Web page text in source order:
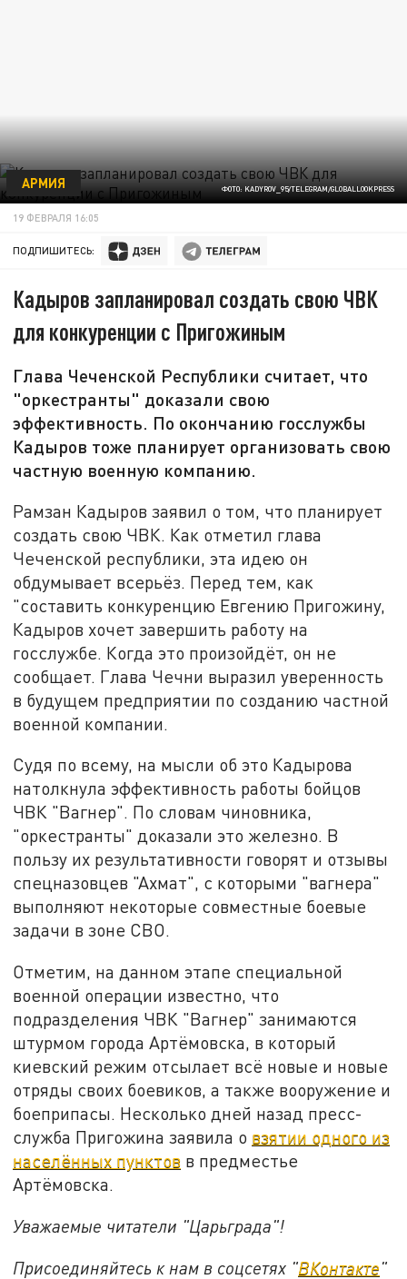
ФОТО: KADYROV_95/TELEGRAM/GLOBALLOOKPRESS
АРМИЯ
19 ФЕВРАЛЯ 16:05
ПОДПИШИТЕСЬ:
Кадыров запланировал создать свою ЧВК
для конкуренции с Пригожиным
Глава Чеченской Республики считает, что
"оркестранты" доказали свою
эффективность. По окончанию госслужбы
Кадыров тоже планирует организовать свою
частную военную компанию.
Рамзан Кадыров заявил о том, что планирует
создать свою ЧВК. Как отметил глава
Чеченской республики, эта идею он
обдумывает всерьёз. Перед тем, как
"составить конкуренцию Евгению Пригожину,
Кадыров хочет завершить работу на
госслужбе. Когда это произойдёт, он не
сообщает. Глава Чечни выразил уверенность
в будущем предприятии по созданию частной
военной компании.
Судя по всему, на мысли об это Кадырова
натолкнула эффективность работы бойцов
ЧВК "Вагнер". По словам чиновника,
"оркестранты" доказали это железно. В
пользу их результативности говорят и отзывы
спецназовцев "Ахмат", с которыми "вагнера"
выполняют некоторые совместные боевые
задачи в зоне СВО.
Отметим, на данном этапе специальной
военной операции известно, что
подразделения ЧВК "Вагнер" занимаются
штурмом города Артёмовска, в который
киевский режим отсылает всё новые и новые
отряды своих боевиков, а также вооружение и
боеприпасы. Несколько дней назад пресс-
служба Пригожина заявила о взятии одного из
населённых пунктов в предместье
Артёмовска.
Уважаемые читатели "Царьграда"!
Присоединяйтесь к нам в соцсетях "ВКонтакте"